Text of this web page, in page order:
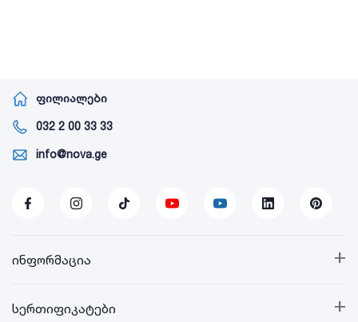
ფილიალები
032 2 00 33 33
info@nova.ge
+
ინფორმაცია
+
სერთიფიკატები